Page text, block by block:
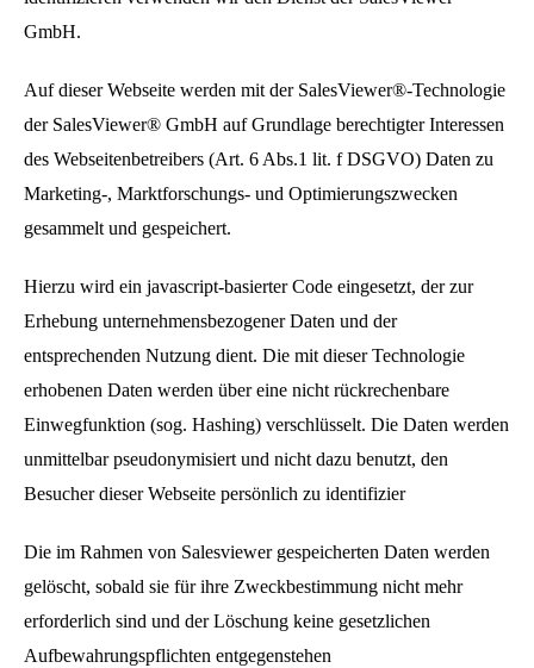
GmbH.
Auf dieser Webseite werden mit der SalesViewer®-Technologie
der SalesViewer® GmbH auf Grundlage berechtigter Interessen
des Webseitenbetreibers (Art. 6 Abs.1 lit. f DSGVO) Daten zu
Marketing-, Marktforschungs- und Optimierungszwecken
gesammelt und gespeichert.
Hierzu wird ein javascript-basierter Code eingesetzt, der zur
Erhebung unternehmensbezogener Daten und der
entsprechenden Nutzung dient. Die mit dieser Technologie
erhobenen Daten werden über eine nicht rückrechenbare
Einwegfunktion (sog. Hashing) verschlüsselt. Die Daten werden
unmittelbar pseudonymisiert und nicht dazu benutzt, den
Besucher dieser Webseite persönlich zu identifizier
Die im Rahmen von Salesviewer gespeicherten Daten werden
gelöscht, sobald sie für ihre Zweckbestimmung nicht mehr
erforderlich sind und der Löschung keine gesetzlichen
Aufbewahrungspflichten entgegenstehen